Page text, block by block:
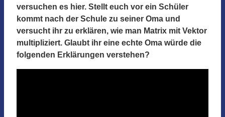
versuchen es hier. Stellt euch vor ein Schüler
kommt nach der Schule zu seiner Oma und
versucht ihr zu erklären, wie man Matrix mit Vektor
multipliziert. Glaubt ihr eine echte Oma würde die
folgenden Erklärungen verstehen?